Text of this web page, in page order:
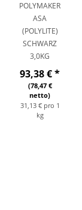
POLYMAKER
ASA
(POLYLITE)
SCHWARZ
3,0KG
93,38 €*
(78,47 €
netto)
31,13 € pro 1
kg